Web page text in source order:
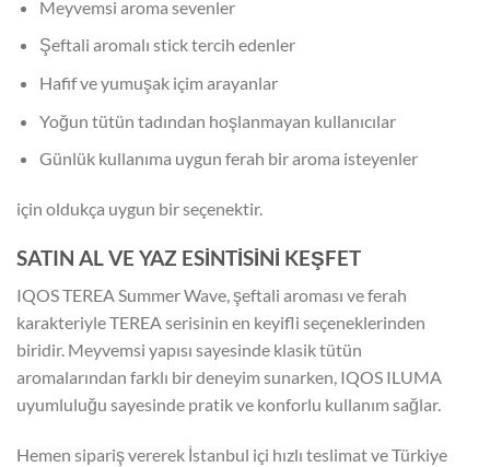
Meyvemsi aroma sevenler
Şeftali aromalı stick tercih edenler
Hafif ve yumuşak içim arayanlar
Yoğun tütün tadından hoşlanmayan kullanıcılar
Günlük kullanıma uygun ferah bir aroma isteyenler
için oldukça uygun bir seçenektir.
SATIN AL VE YAZ ESİNTİSİNİ KEŞFET
IQOS TEREA Summer Wave, şeftali aroması ve ferah
karakteriyle TEREA serisinin en keyifli seçeneklerinden
biridir. Meyvemsi yapısı sayesinde klasik tütün
aromalarından farklı bir deneyim sunarken, IQOS ILUMA
uyumluluğu sayesinde pratik ve konforlu kullanım sağlar.
Hemen sipariş vererek İstanbul içi hızlı teslimat ve Türkiye